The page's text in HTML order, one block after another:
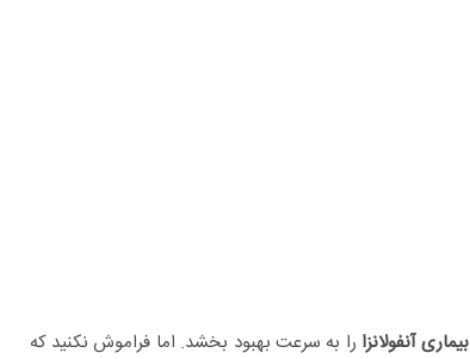
بیماری آنفولانزا را به سرعت بهبود بخشد. اما فراموش نکنید که